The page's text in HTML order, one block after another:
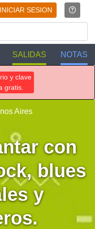
INICIAR SESION
SALIDAS NOTAS
y clave
gratis.
Aires
con
blues
y